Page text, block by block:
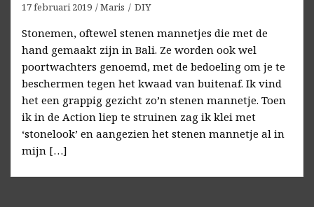
17 februari 2019 Maris DIY
Stonemen, oftewel stenen mannetjes die met de
hand gemaakt zijn in Bali. Ze worden ook wel
poortwachters genoemd, met de bedoeling om je te
beschermen tegen het kwaad van buitenaf. Ik vind
het een grappig gezicht zo’n stenen mannetje. Toen
ik in de Action liep te struinen zag ik klei met
‘stonelook’ en aangezien het stenen mannetje al in
mijn […]